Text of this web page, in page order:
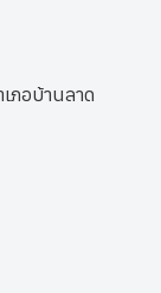
ภอบ้านลาด